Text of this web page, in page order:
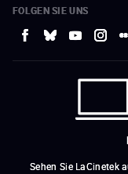
FOLGEN SIE UNS
Sehen Sie LaCinetek